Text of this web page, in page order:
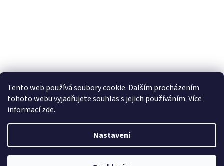
Tento web používá soubory cookie. Dalším procházením
tohoto webu vyjadřujete souhlas s jejich používáním. Více
informacízde.
Nastavení
Copyright 2026GoFresh | Zdravé a čerstvé BIO potraviny.